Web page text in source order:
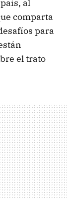
al
comparta
para
el trato